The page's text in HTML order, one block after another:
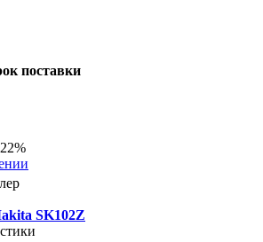
поставки
SK102Z